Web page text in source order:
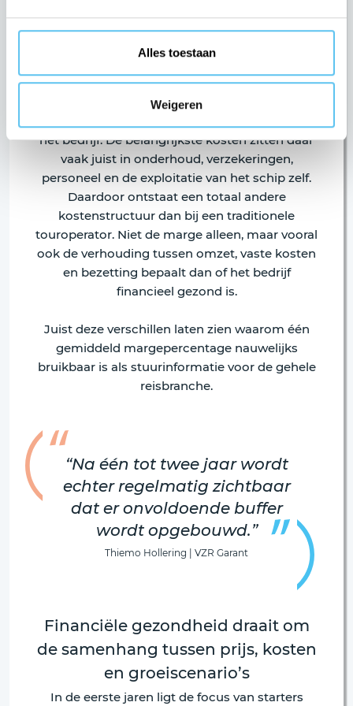
Alles toestaan
Weigeren
kunnen lijken. Denk aan zeilreizen met een
eigen schip. Omdat een groot deel van de
assets, kunnen bruto marges oplopen tot 50 tot
80%. Toch zegt zo’n hoge marge nog weinig
het bedrijf. De belangrijkste kosten zitten daar
vaak juist in onderhoud, verzekeringen,
personeel en de exploitatie van het schip zelf.
Daardoor ontstaat een totaal andere
kostenstructuur dan bij een traditionele
touroperator. Niet de marge alleen, maar vooral
ook de verhouding tussen omzet, vaste kosten
en bezetting bepaalt dan of het bedrijf
financieel gezond is.
Juist deze verschillen laten zien waarom één
gemiddeld margepercentage nauwelijks
bruikbaar is als stuurinformatie voor de gehele
reisbranche.
“Na één tot twee jaar wordt
echter regelmatig zichtbaar
dat er onvoldoende buffer
wordt opgebouwd.”
Thiemo Hollering | VZR Garant
Financiële gezondheid draait om
de samenhang tussen prijs, kosten
en groeiscenario’s
In de eerste jaren ligt de focus van starters